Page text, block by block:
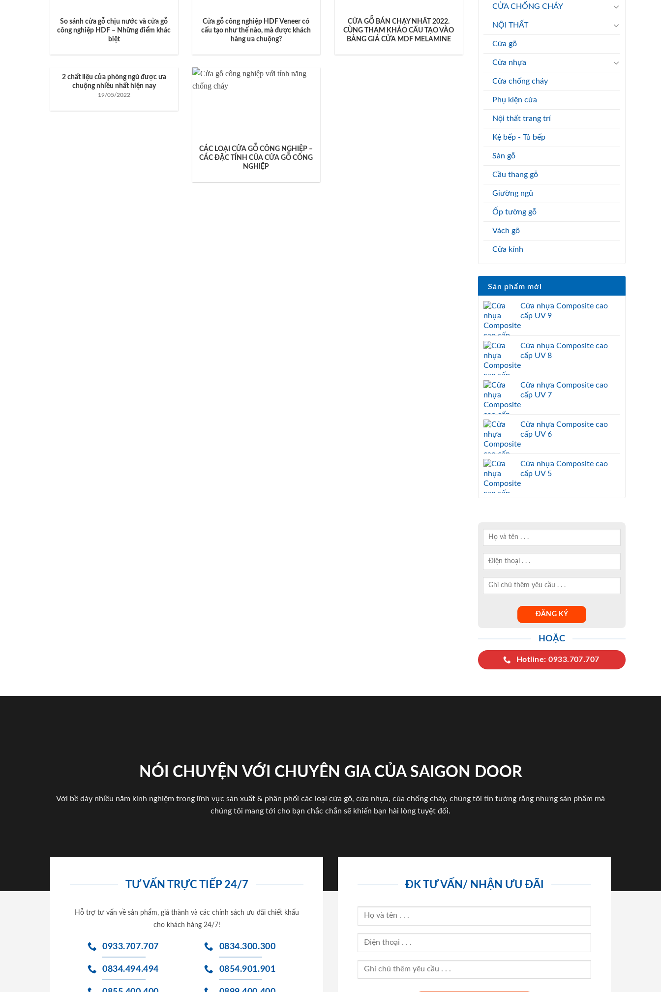
So sánh cửa gỗ chịu nước và cửa gỗ
công nghiệp HDF – Những điểm khác
biệt
Cửa gỗ công nghiệp HDF Veneer có
cấu tạo như thế nào, mà được khách
hàng ưa chuộng?
CỬA GỖ BÁN CHẠY NHẤT 2022.
CÙNG THAM KHẢO CẤU TẠO VÀO
BẢNG GIÁ CỬA MDF MELAMINE
2 chất liệu cửa phòng ngủ được ưa
chuộng nhiều nhất hiện nay
19/05/2022
CÁC LOẠI CỬA GỖ CÔNG NGHIỆP –
CÁC ĐẶC TÍNH CỦA CỬA GỖ CÔNG
NGHIỆP
CỬA CHỐNG CHÁY
NỘI THẤT
Cửa gỗ
Cửa nhựa
Cửa chống cháy
Phụ kiện cửa
Nội thất trang trí
Kệ bếp - Tủ bếp
Sàn gỗ
Cầu thang gỗ
Giường ngủ
Ốp tường gỗ
Vách gỗ
Cửa kính
Sản phẩm mới
Cửa nhựa Composite cao
cấp UV 9
Cửa nhựa Composite cao
cấp UV 8
Cửa nhựa Composite cao
cấp UV 7
Cửa nhựa Composite cao
cấp UV 6
Cửa nhựa Composite cao
cấp UV 5
HOẶC
Hotline: 0933.707.707
NÓI CHUYỆN VỚI CHUYÊN GIA CỦA SAIGON DOOR
Với bề dày nhiều năm kinh nghiệm trong lĩnh vực sản xuất & phân phối các loại cửa gỗ, cửa nhựa, của chống cháy, chúng tôi tin tưởng rằng những sản phẩm mà
chúng tôi mang tới cho bạn chắc chắn sẽ khiến bạn hài lòng tuyệt đối.
TƯ VẤN TRỰC TIẾP 24/7
Hỗ trợ tư vấn về sản phẩm, giá thành và các chính sách ưu đãi chiết khấu
cho khách hàng 24/7!
0933.707.707
0834.494.494
0834.300.300
0854.901.901
ĐK TƯ VẤN/ NHẬN ƯU ĐÃI